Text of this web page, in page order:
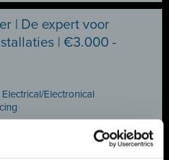
| De expert voor
| €3.000 -
Electronical